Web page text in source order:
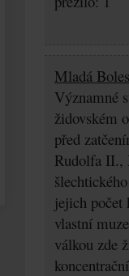
Mladá
Významné
židovském
před
Rudolfa II.,
jejich počet
vlastní
válkou zde